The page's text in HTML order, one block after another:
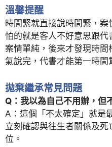
溫馨提醒
時間緊就直接說時間緊，
怕的就是客人不好意思跟
案情單純，後來才發現時間
氣說完，代書才能第一時間
拋棄繼承常見問題
Q：我以為自己不用辦，但
A：這個「不太確定」就是
立刻確認與往生者關係及
位。